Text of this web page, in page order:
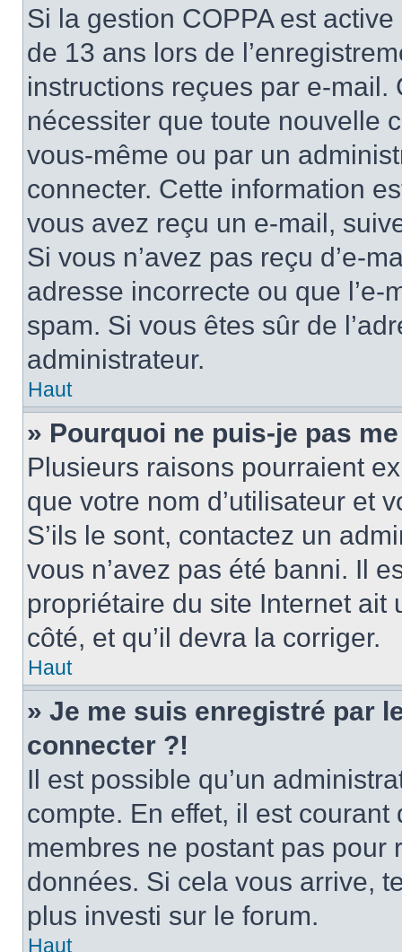
Si la gestion COPPA est
de 13 ans lors de
instructions reçues par e-
nécessiter que toute nouvelle
vous-même ou par un
connecter. Cette information
vous avez reçu un e-mail,
Si vous n’avez pas reçu d’e-
adresse incorrecte ou que
spam. Si vous êtes sûr de
administrateur.
Haut
» Pourquoi ne puis-je pas
Plusieurs raisons pourraient
que votre nom d’utilisateur et
S’ils le sont, contactez un
vous n’avez pas été banni. Il
propriétaire du site Internet
côté, et qu’il devra la corriger.
Haut
» Je me suis enregistré par
connecter ?!
Il est possible qu’un
compte. En effet, il est
membres ne postant pas
données. Si cela vous arrive,
plus investi sur le forum.
Haut